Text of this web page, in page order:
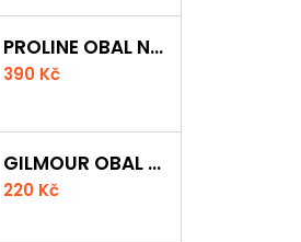
PROLINE OBAL NA KLASICKOU KYTARU S 5 MM POLSTROVÁNÍM
390 Kč
GILMOUR OBAL NA UKULELE CONCERT
220 Kč